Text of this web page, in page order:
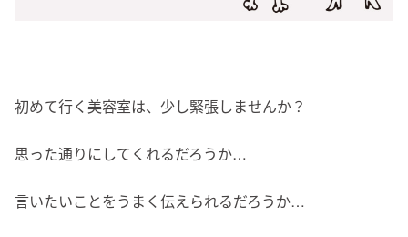
初めて行く美容室は、少し緊張しませんか？
思った通りにしてくれるだろうか…
言いたいことをうまく伝えられるだろうか…